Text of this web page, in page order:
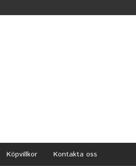
Köpvillkor Kontakta oss